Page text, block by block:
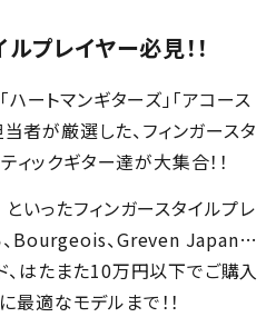
プレイヤー必見！！
ートマンギターズ」「アコース
者が厳選した、フィンガースタ
ックギター達が大集合！！
ったフィンガースタイルプレ
、Bourgeois、Greven Japan…
、はたまた10万円以下でご購入
最適なモデルまで！！